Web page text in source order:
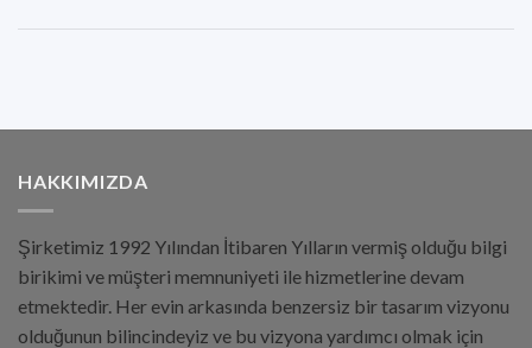
HAKKIMIZDA
Şirketimiz 1992 Yılından İtibaren Yılların vermiş olduğu bilgi
birikimi ve müşteri memnuniyeti ile hizmetlerine devam
etmektedir. Her evin arkasında benzersiz bir tasarım vizyonu
olduğunun bilincindeyiz ve bu vizyona yardımcı olmak için